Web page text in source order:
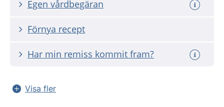
Egen vårdbegäran
Förnya recept
Har min remiss kommit fram?
Visa fler